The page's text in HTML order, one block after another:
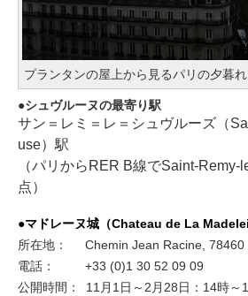
プランタンの屋上から見るパリの夕暮れ
シュヴルーヌの最寄り駅
サン＝レミ＝レ＝シュヴルーズ（
use）駅
（パリからRER B線でSaint-Remy-
点）
●マドレーヌ城（Chateau de La
所在地：
Chemin Jean Racine, 78460
電話：
+33 (0)1 30 52 09 09
公開時間：
11月1日～2月28日：14時～